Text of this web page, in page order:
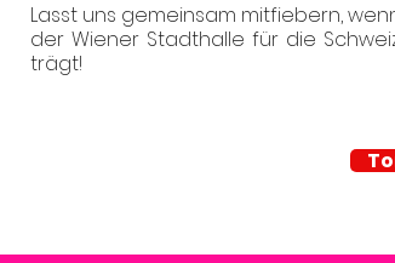
Lasst uns gemeinsam mitfiebern,
der Wiener Stadthalle für die
trägt!